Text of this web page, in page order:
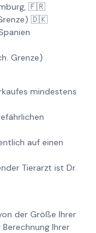
🇫🇷
🇩🇰
Grenze)
mindestens
auf einen
Tierarzt ist Dr.
der Größe Ihrer
Ihrer